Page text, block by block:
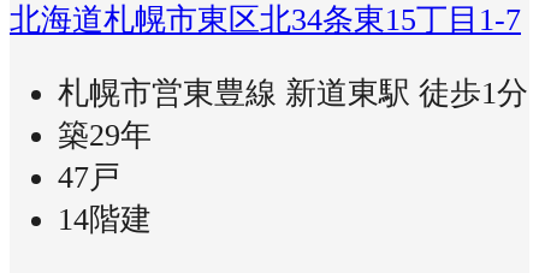
北海道札幌市東区北34条東15丁目1-7
札幌市営東豊線 新道東駅 徒歩1分
築29年
47戸
14階建